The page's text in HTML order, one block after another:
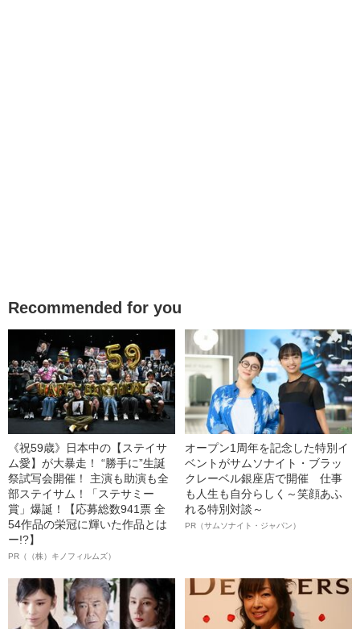
Recommended for you
《祝59歳》日本中の【ステイサ
ム愛】が大暴走！ “勝手に”生誕
祭試写会開催！ 主演も助演も全
部ステイサム！「ステサミー
賞」爆誕！【応募総数941票 全
54作品の栄冠に輝いた作品とは
ー!?】
PR（（株）キノフィルムズ）
オープン1周年を記念した特別イ
ベントがサムソナイト・ブラッ
クレーベル銀座店で開催 仕事
も人生も自分らしく～笑顔あふ
れる特別対談～
PR（サムソナイト・ジャパン）